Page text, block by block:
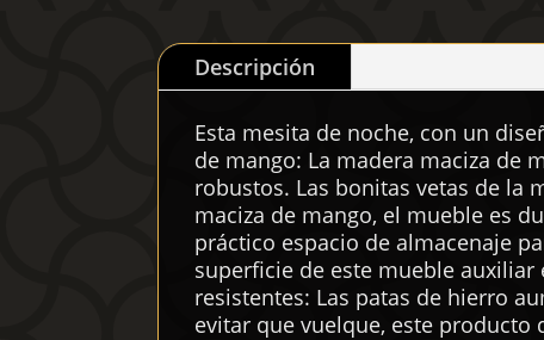
Descripción
Esta mesita de noche, con un
de mango: La madera maciza de
robustos. Las bonitas vetas de la
maciza de mango, el mueble es
práctico espacio de almacenaje
superficie de este mueble
resistentes: Las patas de hierro
evitar que vuelque, este